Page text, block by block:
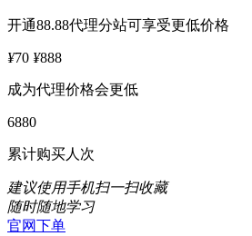
开通88.88代理分站可享受更低价格
¥70 ¥888
成为代理价格会更低
6880
累计购买人次
建议使用手机扫一扫收藏
随时随地学习
官网下单